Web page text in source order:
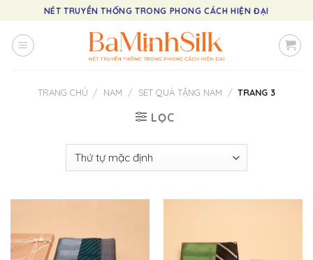
to
content
NÉT TRUYỀN THỐNG TRONG PHONG CÁCH HIỆN ĐẠI
TRANG CHỦ / NAM / SET QUÀ TẶNG NAM / TRANG 3
LỌC